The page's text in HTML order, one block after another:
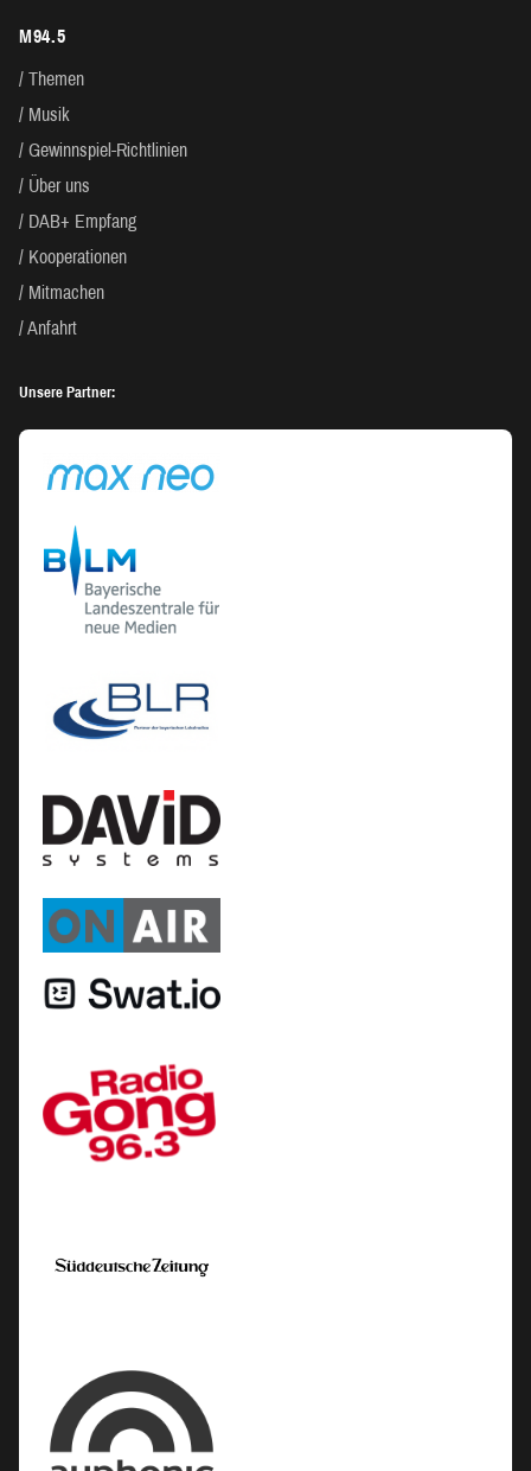
M94.5
Themen
Musik
Gewinnspiel-Richtlinien
Über uns
DAB+ Empfang
Kooperationen
Mitmachen
Anfahrt
Unsere Partner: